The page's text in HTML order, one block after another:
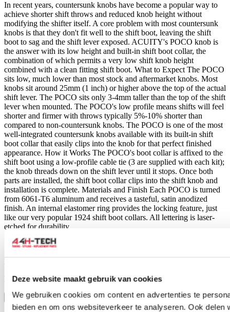
Deze website maakt gebruik van cookies
We gebruiken cookies om content en advertenties te
bieden en om ons websiteverkeer te analyseren. Ook
In recent years, countersunk knobs have become a popular way to
achieve shorter shift throws and reduced knob height without
modifying the shifter itself. A core problem with most countersunk
knobs is that they don't fit well to the shift boot, leaving the shift
boot to sag and the shift lever exposed. ACUITY's POCO knob is
the answer with its low height and built-in shift boot collar, the
combination of which permits a very low shift knob height
combined with a clean fitting shift boot. What to Expect The POCO
sits low, much lower than most stock and aftermarket knobs. Most
knobs sit around 25mm (1 inch) or higher above the top of the actual
shift lever. The POCO sits only 3-4mm taller than the top of the shift
lever when mounted. The POCO's low profile means shifts will feel
shorter and firmer with throws typically 5%-10% shorter than
compared to non-countersunk knobs. The POCO is one of the most
well-integrated countersunk knobs available with its built-in shift
boot collar that easily clips into the knob for that perfect finished
appearance. How it Works The POCO's boot collar is affixed to the
shift boot using a low-profile cable tie (3 are supplied with each kit);
the knob threads down on the shift lever until it stops. Once both
parts are installed, the shift boot collar clips into the shift knob and
installation is complete. Materials and Finish Each POCO is turned
from 6061-T6 aluminum and receives a tasteful, satin anodized
finish. An internal elastomer ring provides the locking feature, just
like our very popular 1924 shift boot collars. All lettering is laser-
etched for durability.
Install guide (10th Gen Civic):
Install guide (11th Gen Civic):download here
Toon meer
Stel een vraag over dit product